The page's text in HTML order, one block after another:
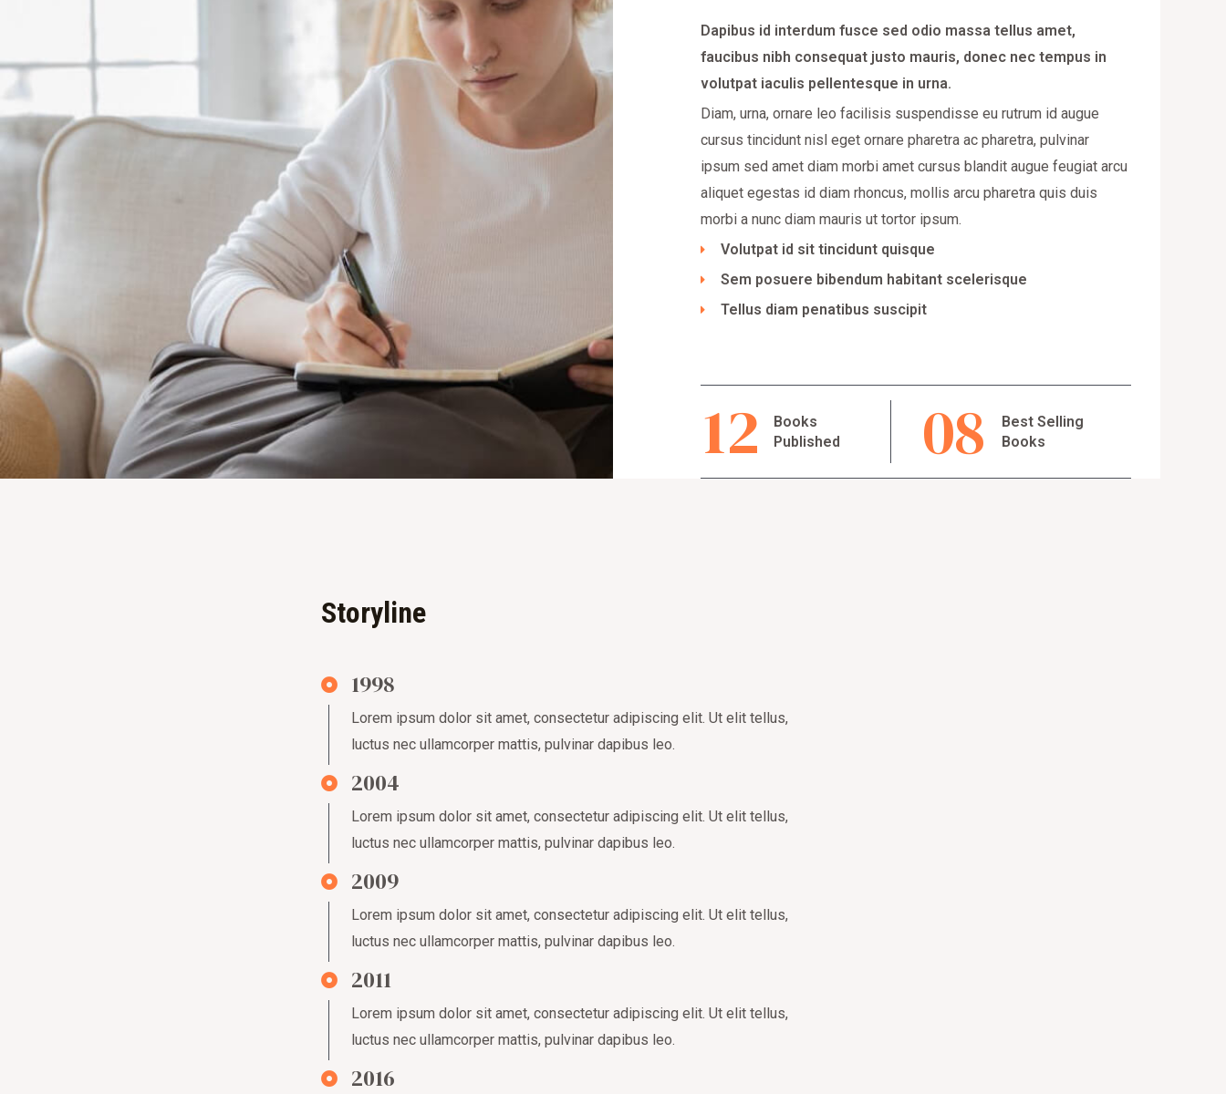
Dapibus id interdum fusce sed odio massa tellus amet,
faucibus nibh consequat justo mauris, donec nec tempus in
volutpat iaculis pellentesque in urna.
Diam, urna, ornare leo facilisis suspendisse eu rutrum id augue
cursus tincidunt nisl eget ornare pharetra ac pharetra, pulvinar
ipsum sed amet diam morbi amet cursus blandit augue feugiat arcu
aliquet egestas id diam rhoncus, mollis arcu pharetra quis duis
morbi a nunc diam mauris ut tortor ipsum.
Volutpat id sit tincidunt quisque
Sem posuere bibendum habitant scelerisque
Tellus diam penatibus suscipit
12
Books
Published
08
Best Selling
Books
Storyline
1998
Lorem ipsum dolor sit amet, consectetur adipiscing elit. Ut elit tellus,
luctus nec ullamcorper mattis, pulvinar dapibus leo.
2004
Lorem ipsum dolor sit amet, consectetur adipiscing elit. Ut elit tellus,
luctus nec ullamcorper mattis, pulvinar dapibus leo.
2009
Lorem ipsum dolor sit amet, consectetur adipiscing elit. Ut elit tellus,
luctus nec ullamcorper mattis, pulvinar dapibus leo.
2011
Lorem ipsum dolor sit amet, consectetur adipiscing elit. Ut elit tellus,
luctus nec ullamcorper mattis, pulvinar dapibus leo.
2016